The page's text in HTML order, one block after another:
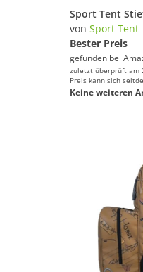
von Sport Tent
Bester Preis
gefunden bei
zuletzt überprüft am
Preis kann sich
Keine weiteren